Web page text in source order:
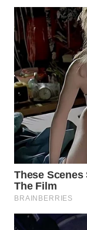
WN
SAMOSIR
WN
PADANG
LAWAS
WN
SUMEDANG
WN
CIANJUR
WN
SERIBU